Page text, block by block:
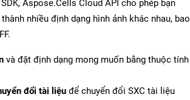
Aspose.Cells Cloud API cho phép bạn
nhiều định dạng hình ảnh khác nhau, bao
và đặt định dạng mong muốn bằng thuộc tính
đổi tài liệu để chuyển đổi SXC tài liệu